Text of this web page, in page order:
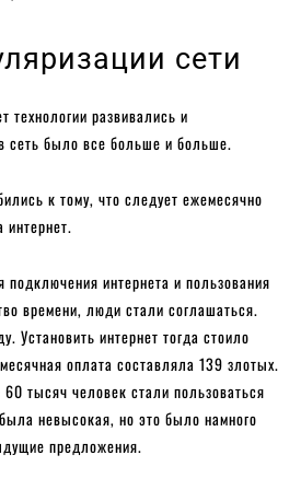
сети
технологии развивались и
сеть было все больше и больше.
к тому, что следует ежемесячно
подключения интернета и пользования
времени, люди стали соглашаться.
Установить интернет тогда стоило
оплата составляла 139 злотых.
тысяч человек стали пользоваться
невысокая, но это было намного
предложения.